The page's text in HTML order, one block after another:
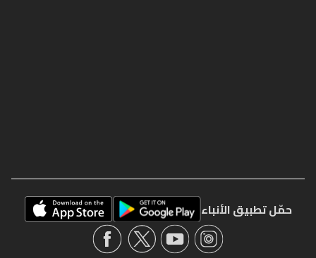
حمّل تطبيق الأنباء